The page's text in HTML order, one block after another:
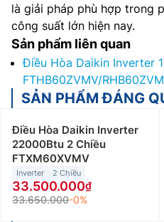
là giải pháp phù hợp trong
công suất lớn hiện nay.
Sản phẩm liên quan
Điều Hòa Daikin Inverter
FTHB60ZVMV/
SẢN PHẨM ĐÁNG
Điều Hòa Daikin Inverter
22000Btu 2 Chiều
FTXM60XVMV
Inverter 2 Chiều
33.500.000
33.650.000-0%